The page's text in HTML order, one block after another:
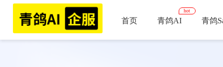
首页 青鸽AI
hot
青鸽